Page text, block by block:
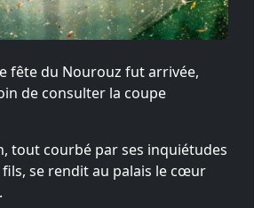
fête du Nourouz fut arrivée,
de consulter la coupe
tout courbé par ses inquiétudes
se rendit au palais le cœur